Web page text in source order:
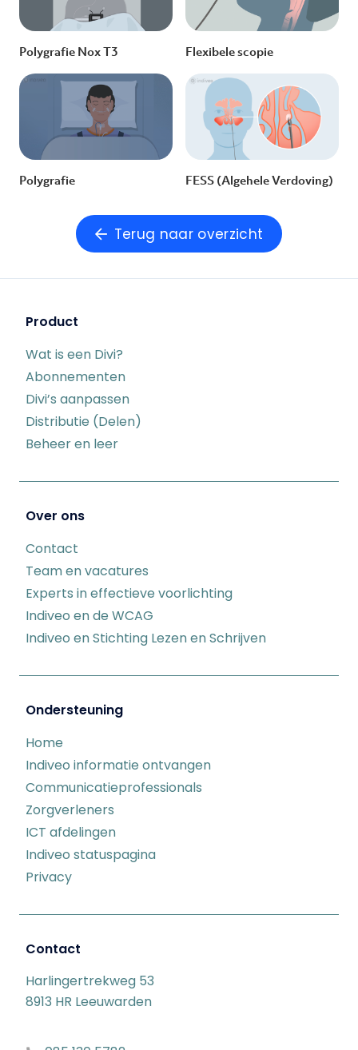
Polygrafie Nox T3 Flexibele scopie
Polygrafie FESS (Algehele Verdoving)
Terug naar overzicht
Product
Wat is een Divi?
Abonnementen
Divi’s aanpassen
Distributie (Delen)
Beheer en leer
Over ons
Contact
Team en vacatures
Experts in effectieve voorlichting
Indiveo en de WCAG
Indiveo en Stichting Lezen en Schrijven
Ondersteuning
Home
Indiveo informatie ontvangen
Communicatieprofessionals
Zorgverleners
ICT afdelingen
Indiveo statuspagina
Privacy
Contact
Harlingertrekweg 53
8913 HR Leeuwarden